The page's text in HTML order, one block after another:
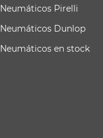
Neumáticos Pirelli
Neumáticos Dunlop
Neumáticos en stock